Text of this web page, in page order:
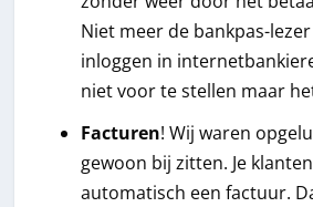
Niet meer de bankpas-
inloggen in
niet voor te stellen maar
Facturen! Wij waren
gewoon bij zitten. Je
automatisch een factuur.